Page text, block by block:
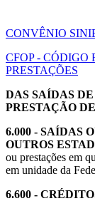
CONVÊNIO
CFOP - CÓDIGO
PRESTAÇÕES
DAS SAÍDAS
PRESTAÇÃO
6.000 - SAÍDAS
OUTROS
ou prestações em
em unidade da
6.600 -